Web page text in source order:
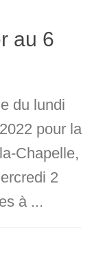
au 6
du lundi
pour la
Chapelle,
2
à ...